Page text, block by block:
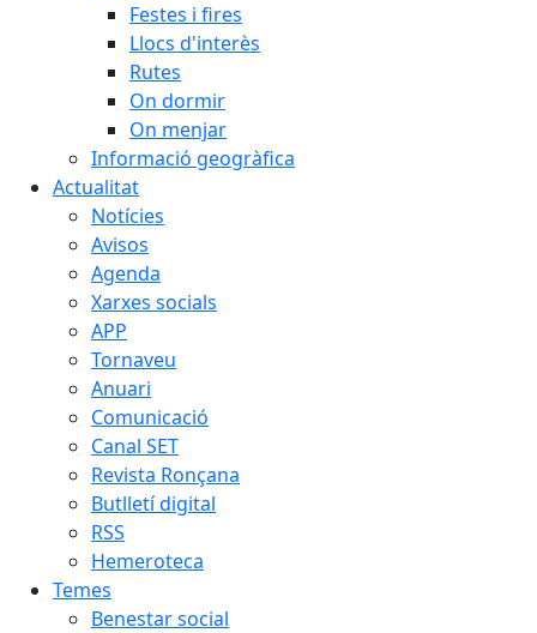
Festes i fires
Llocs d'interès
Rutes
On dormir
On menjar
Informació geogràfica
Actualitat
Notícies
Avisos
Agenda
Xarxes socials
APP
Tornaveu
Anuari
Comunicació
Canal SET
Revista Ronçana
Butlletí digital
RSS
Hemeroteca
Temes
Benestar social